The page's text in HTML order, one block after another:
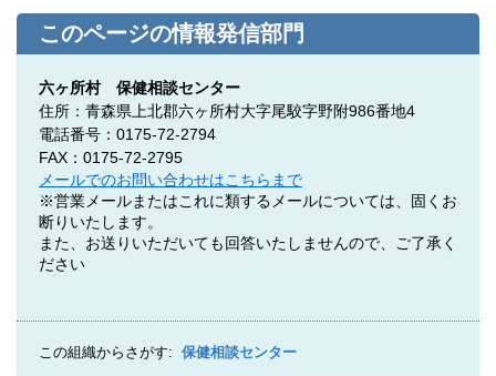
このページの情報発信部門
六ヶ所村 保健相談センター
住所：青森県上北郡六ヶ所村大字尾駮字野附986番地4
電話番号：0175-72-2794
FAX：0175-72-2795
メールでのお問い合わせはこちらまで
※営業メールまたはこれに類するメールについては、固くお
断りいたします。
また、お送りいただいても回答いたしませんので、ご了承く
ださい
この組織からさがす: 保健相談センター